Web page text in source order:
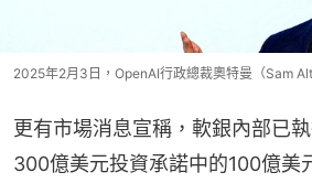
2025年2月3日，OpenAI行政總裁奧特曼（Sam
更有市場消息宣稱，軟銀內部已
300億美元投資承諾中的100億美